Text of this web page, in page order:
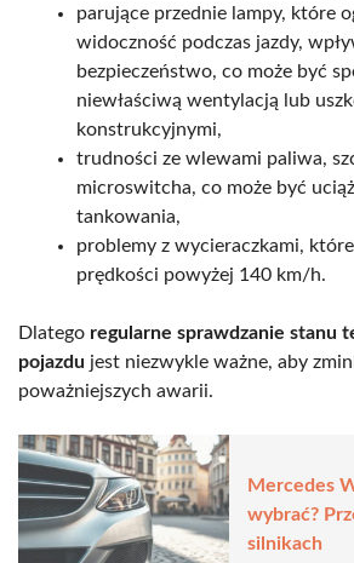
parujące przednie lampy, które
widoczność podczas jazdy,
bezpieczeństwo, co może być
niewłaściwą wentylacją lub
konstrukcyjnymi,
trudności ze wlewami paliwa,
microswitcha, co może być
tankowania,
problemy z wycieraczkami,
prędkości powyżej 140 km/h.
Dlatego regularne sprawdzanie stanu
pojazdu jest niezwykle ważne, aby
poważniejszych awarii.
Mercedes
wybrać?
silnikach